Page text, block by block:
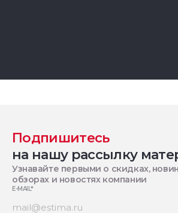
Подпишитесь
на нашу рассылку
Узнавайте первыми о скидках,
обзорах и новостях компании
E-MAIL*